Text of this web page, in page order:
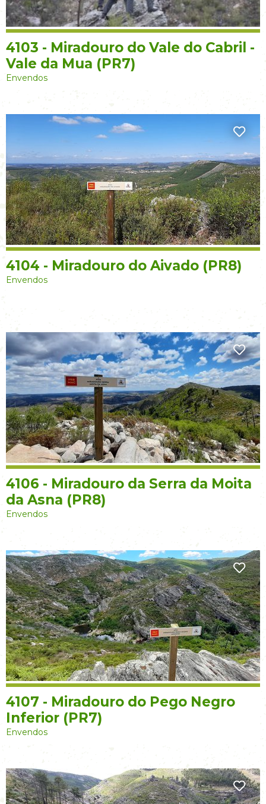
4103 - Miradouro do Vale do Cabril -
Vale da Mua (PR7)
Envendos
4104 - Miradouro do Aivado (PR8)
Envendos
4106 - Miradouro da Serra da Moita
da Asna (PR8)
Envendos
4107 - Miradouro do Pego Negro
Inferior (PR7)
Envendos